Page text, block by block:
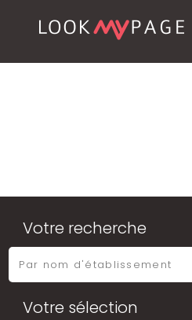
Votre recherche
Votre sélection